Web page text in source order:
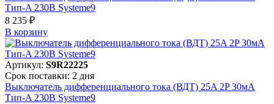
Тип-A 230В Systeme9
8 235 ₽
В корзинy
Артикул: S9R22225
Срок поставки: 2 дня
Выключатель дифференциального тока (ВДТ) 25A 2P 30мА
Тип-A 230В Systeme9